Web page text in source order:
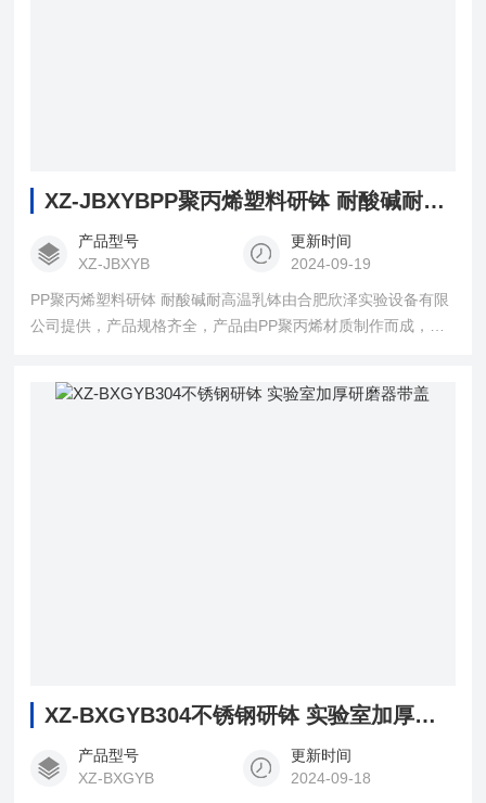
XZ-JBXYBPP聚丙烯塑料研钵 耐酸碱耐高温乳钵
产品型号
XZ-JBXYB
更新时间
2024-09-19
PP聚丙烯塑料研钵 耐酸碱耐高温乳钵由合肥欣泽实验设备有限
公司提供，产品规格齐全，产品由PP聚丙烯材质制作而成，具
XZ-BXGYB304不锈钢研钵 实验室加厚研磨器带盖
产品型号
XZ-BXGYB
更新时间
2024-09-18